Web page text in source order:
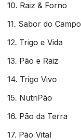
10. Raiz & Forno
11. Sabor do Campo
12. Trigo e Vida
13. Pão e Raiz
14. Trigo Vivo
15. NutriPão
16. Pão da Terra
17. Pão Vital